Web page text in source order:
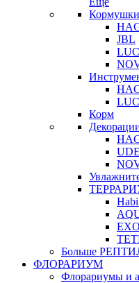
JBL
Корм
Больше
ФЛОРАРИУМ
Флорариумы и